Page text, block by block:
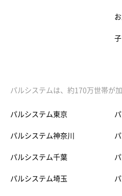
パルシステムは、約170万世帯が
パルシステム東京
パルシステム神奈川
パルシステム千葉
パルシステム埼玉